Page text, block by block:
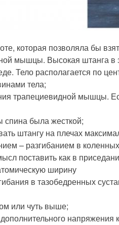
которая позволяла бы
мышцы. Высокая штанга в
Тело располагается по
тела;
трапециевидной мышцы.
спина была жесткой;
штангу на плечах
– разгибанием в
поставить как в
ширину
в тазобедренных
или чуть выше;
напряжения